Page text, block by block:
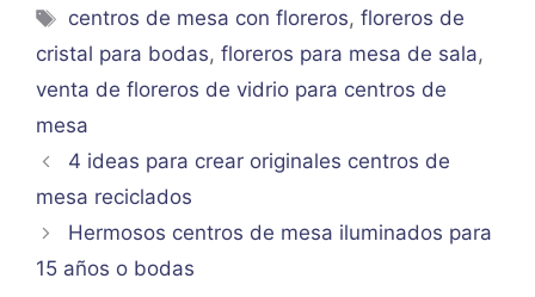
Etiquetas
centros de mesa con floreros,floreros de
cristal para bodas, floreros para mesa de sala,
venta de floreros de vidrio para centros de
mesa
4 ideas para crear originales centros de
mesa reciclados
Hermosos centros de mesa iluminados para
15 años o bodas